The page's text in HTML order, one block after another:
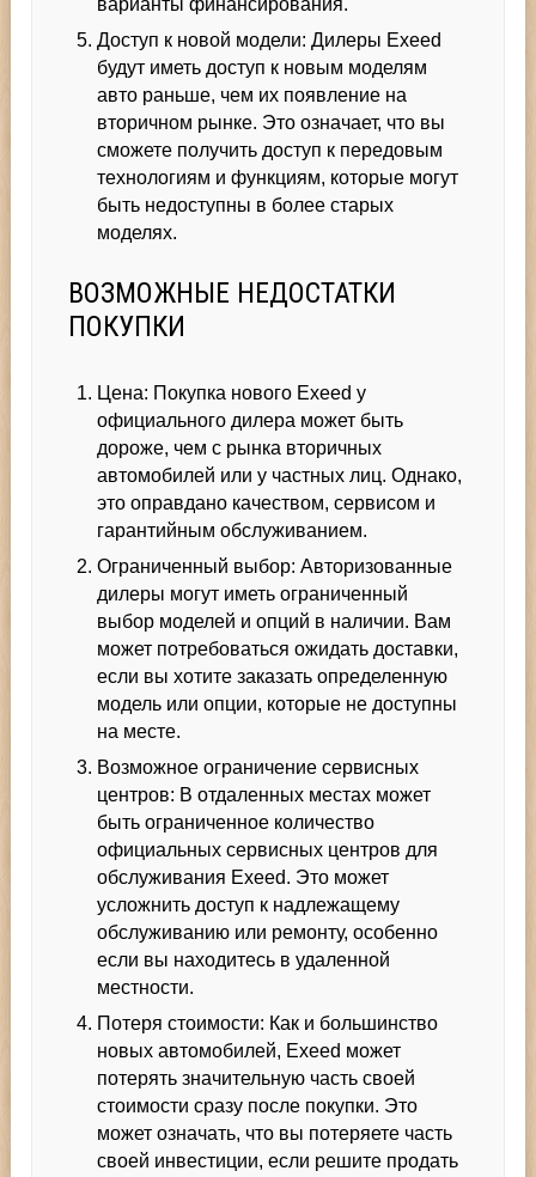
варианты финансирования.
Доступ к новой модели: Дилеры Exeed
будут иметь доступ к новым моделям
авто раньше, чем их появление на
вторичном рынке. Это означает, что вы
сможете получить доступ к передовым
технологиям и функциям, которые могут
быть недоступны в более старых
моделях.
ВОЗМОЖНЫЕ НЕДОСТАТКИ
ПОКУПКИ
Цена: Покупка нового Exeed у
официального дилера может быть
дороже, чем с рынка вторичных
автомобилей или у частных лиц. Однако,
это оправдано качеством, сервисом и
гарантийным обслуживанием.
Ограниченный выбор: Авторизованные
дилеры могут иметь ограниченный
выбор моделей и опций в наличии. Вам
может потребоваться ожидать доставки,
если вы хотите заказать определенную
модель или опции, которые не доступны
на месте.
Возможное ограничение сервисных
центров: В отдаленных местах может
быть ограниченное количество
официальных сервисных центров для
обслуживания Exeed. Это может
усложнить доступ к надлежащему
обслуживанию или ремонту, особенно
если вы находитесь в удаленной
местности.
Потеря стоимости: Как и большинство
новых автомобилей, Exeed может
потерять значительную часть своей
стоимости сразу после покупки. Это
может означать, что вы потеряете часть
своей инвестиции, если решите продать